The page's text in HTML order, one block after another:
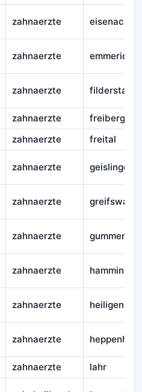
zahnaerzte eisenach
zahnaerzte emmerich
zahnaerzte filderstadt
zahnaerzte
freiberg
zahnaerzte
freital
zahnaerzte geislingen
zahnaerzte greifswald
zahnaerzte
zahnaerzte hamminkeln
zahnaerzte
zahnaerzte
zahnaerzte
lahr